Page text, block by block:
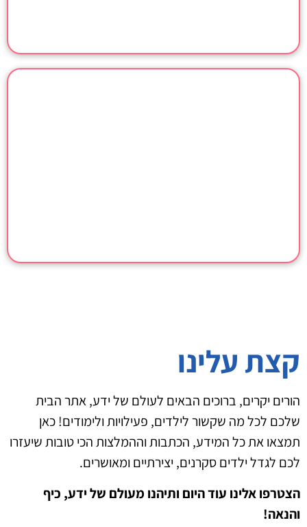
קצת עלינו
הורים יקרים, ברוכים הבאים לעולם של ידע, אתר הבית
שלכם לכל מה שקשור לילדים, פעילויות ולימודים! כאן
תמצאו את כל המידע, הכתבות וההמלצות הכי טובות שיעזרו
לכם לגדל ילדים סקרנים, יצירתיים ומאושרים.
הצטרפו אלינו עוד היום ותיהנו מעולם של ידע, כיף
והנאה!